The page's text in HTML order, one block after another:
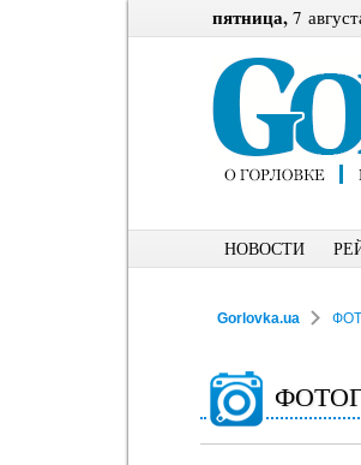
пятница, 7
НОВОСТИ
Gorlovka.ua